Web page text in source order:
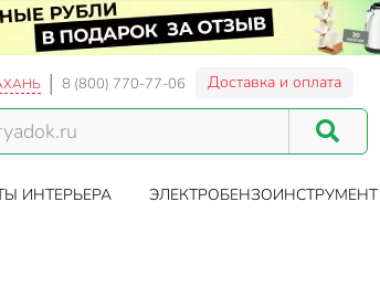
8 (800) 770-77-06 Доставка и оплата
ИНТЕРЬЕРА ЭЛЕКТРОБЕНЗОИНСТРУМЕНТ